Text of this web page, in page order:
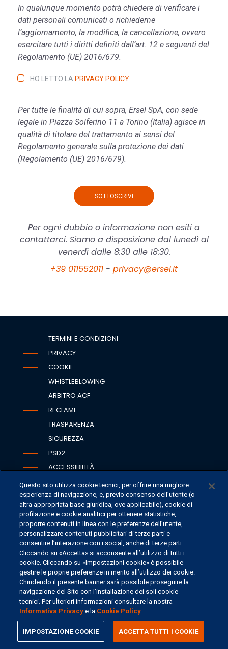
In qualunque momento potrà chiedere di verificare i
dati personali comunicati o richiederne
l’aggiornamento, la modifica, la cancellazione, ovvero
esercitare tutti i diritti definiti dall’art. 12 e seguenti del
Regolamento (UE) 2016/679.
HO LETTO LA PRIVACY POLICY
Per tutte le finalità di cui sopra, Ersel SpA, con sede
legale in Piazza Solferino 11 a Torino (Italia) agisce in
qualità di titolare del trattamento ai sensi del
Regolamento generale sulla protezione dei dati
(Regolamento (UE) 2016/679).
SOTTOSCRIVI
Per ogni dubbio o informazione non esiti a
contattarci. Siamo a disposizione dal lunedì al
venerdì dalle 8:30 alle 18:30.
+39 011552011 - privacy@ersel.it
TERMINI E CONDIZIONI
PRIVACY
COOKIE
WHISTLEBLOWING
ARBITRO ACF
RECLAMI
TRASPARENZA
SICUREZZA
PSD2
ACCESSIBILITÀ
SEDI
CONTATTI
CONTATTI PER I MEDIA
FAQ
LAVORA CON NOI
©2026 ERSEL BANCA PRIVATA - P.IVA 11894590154
Questo sito utilizza cookie tecnici, per offrire una migliore
esperienza di navigazione, e, previo consenso dell’utente (o
altra appropriata base giuridica, ove applicabile), cookie di
profilazione e cookie analitici per ottenere statistiche,
proporre contenuti in linea con le preferenze dell’utente,
personalizzare contenuti pubblicitari di terze parti e
consentire l’interazione con i social, anche di terze parti.
Cliccando su «Accetta» si acconsente all’utilizzo di tutti i
cookie. Cliccando su «Impostazioni cookie» è possibile
gestire le proprie preferenze in merito all’utilizzo dei cookie.
Chiudendo il presente banner sarà possibile proseguire la
navigazione del Sito con l’installazione dei soli cookie
tecnici. Per ulteriori informazioni consultare la nostra
Informativa Privacy e la Cookie Policy
IMPOSTAZIONE COOKIE ACCETTA TUTTI I COOKIE